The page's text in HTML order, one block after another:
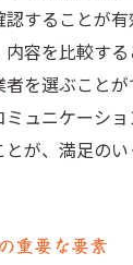
認することが
内容を比較す
を選ぶこと
ュニケーシ
が、満足の
重要な要素